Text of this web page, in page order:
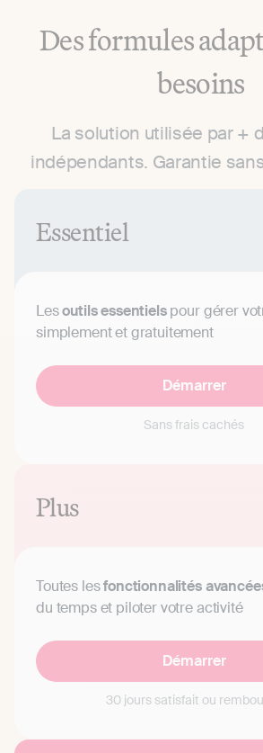
Des formules
besoins
La solution utilisée par +
indépendants. Garantie
Essentiel
Lesoutils essentielspour gérer
simplement et gratuitement
Démarrer
Sans frais cachés
Plus
Toutes lesfonctionnalités
du temps et piloter votre activité
Démarrer
30 jours satisfait ou